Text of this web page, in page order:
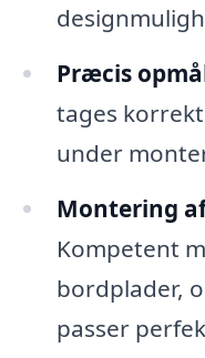
Præcis
tages
under
Montering
Kompetent
bordplader,
passer